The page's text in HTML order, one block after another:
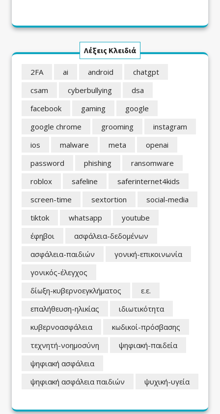
Λέξεις Κλειδιά
2FA ai android
chatgpt
csam
cyberbullying
dsa
facebook
gaming
google
google chrome
grooming
instagram
ios
malware meta
openai
password
phishing
ransomware
roblox
safeline
saferinternet4kids
screen-time
sextortion
social-media
tiktok
whatsapp
youtube
έφηβοι
ασφάλεια-δεδομένων
ασφάλεια-παιδιών
γονική-επικοινωνία
γονικός-έλεγχος
δίωξη-κυβερνοεγκλήματος
ε.ε.
επαλήθευση-ηλικίας
ιδιωτικότητα
κυβερνοασφάλεια
κωδικοί-πρόσβασης
τεχνητή-νοημοσύνη
ψηφιακή-παιδεία
ψηφιακή ασφάλεια
ψηφιακή ασφάλεια παιδιών
ψυχική-υγεία